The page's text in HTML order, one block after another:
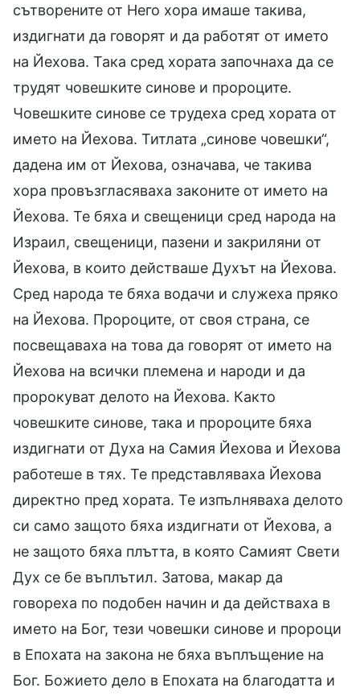
сътворените от Него хора имаше такива,
издигнати да говорят и да работят от името
на Йехова. Така сред хората започнаха да се
трудят човешките синове и пророците.
Човешките синове се трудеха сред хората от
името на Йехова. Титлата „синове човешки“,
дадена им от Йехова, означава, че такива
хора провъзгласяваха законите от името на
Йехова. Те бяха и свещеници сред народа на
Израил, свещеници, пазени и закриляни от
Йехова, в които действаше Духът на Йехова.
Сред народа те бяха водачи и служеха пряко
на Йехова. Пророците, от своя страна, се
посвещаваха на това да говорят от името на
Йехова на всички племена и народи и да
пророкуват делото на Йехова. Както
човешките синове, така и пророците бяха
издигнати от Духа на Самия Йехова и Йехова
работеше в тях. Те представляваха Йехова
директно пред хората. Те изпълняваха делото
си само защото бяха издигнати от Йехова, а
не защото бяха плътта, в която Самият Свети
Дух се бе въплътил. Затова, макар да
говореха по подобен начин и да действаха в
името на Бог, тези човешки синове и пророци
в Епохата на закона не бяха въплъщение на
Бог. Божието дело в Епохата на благодатта и